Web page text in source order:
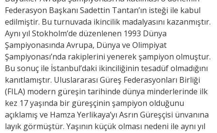
Federasyon Başkanı Sadettin Tantan’ın isteği ile kabul
edilmiştir. Bu turnuvada ikincilik madalyasını kazanmıştır.
Aynı yıl Stokholm’de düzenlenen 1993 Dünya
Şampiyonasında Avrupa, Dünya ve Olimpiyat
Şampiyonası’nda rakiplerini yenerek şampiyon olmuştur.
Bu sonuç ile İstanbul’daki ikinciliğinin tesadüf olmadığını
kanıtlamıştır. Uluslararası Güreş Federasyonları Birliği
(FILA) modern güreşin tarihinde dünya minderlerinde ilk
kez 17 yaşında bir güreşçinin şampiyon olduğunu
açıklamış ve Hamza Yerlikaya’yı Asrın Güreşçisi ünvanına
layık görmüştür. Yaşının küçük olması nedeni ile aynı yıl